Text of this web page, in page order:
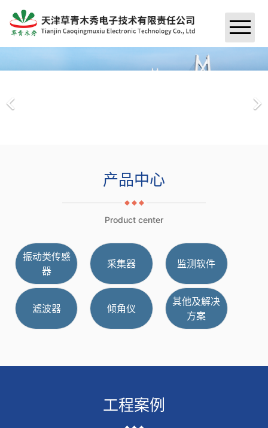
首页
荣誉资质 ＞
滤波器
倾角仪
超高层建筑案例
高速隧道监测
产品中心
Product center
振动类传感
器
采集器 监测软件
滤波器 倾角仪
其他及解决
方案
工程案例